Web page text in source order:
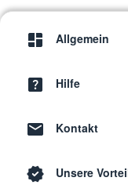
Allgemein
Hilfe
Kontakt
Unsere